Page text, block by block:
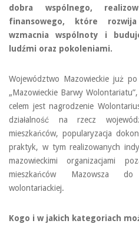
dobra wspólnego,
finansowego, które rozwija
wzmacnia wspólnoty i
ludźmi oraz pokoleniami.
Województwo Mazowieckie już
„Mazowieckie Barwy
celem jest nagrodzenie
działalność na rzecz
mieszkańców, popularyzacja
praktyk, w tym realizowanych
mazowieckimi organizacjami
mieszkańców Mazowsza do
wolontariackiej.
Kogo i w jakich kategoriach